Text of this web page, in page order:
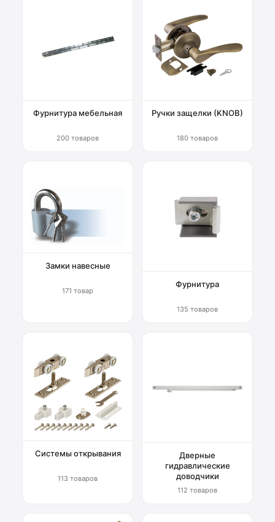
Фурнитура мебельная
200 товаров
Ручки защелки (KNOB)
180 товаров
Замки навесные
171 товар
Фурнитура
135 товаров
Системы открывания
113 товаров
Дверные
гидравлические
доводчики
112 товаров